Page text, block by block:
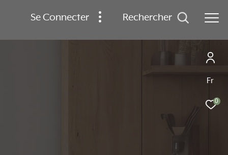
Fr
0
Se Connecter rechercher